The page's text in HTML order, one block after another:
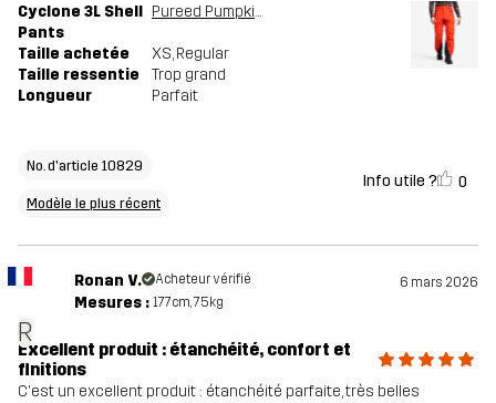
Cyclone 3L Shell
Pants
Pureed Pumpkin
Taille achetée XS, Regular
Taille ressentie
Trop grand
Longueur
Parfait
No. d'article 10829
Modèle le plus récent
Info utile ? 0
R
Ronan V. Acheteur vérifié 6 mars 2026
Mesures : 177cm, 75kg
Excellent produit : étanchéité, confort et
finitions
C'est un excellent produit : étanchéité parfaite, très belles